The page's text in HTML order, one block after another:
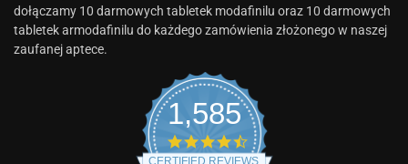
dołączamy 10 darmowych tabletek modafinilu oraz 10 darmowych
tabletek armodafinilu do każdego zamówienia złożonego w naszej
zaufanej aptece.
1,585
CERTIFIED REVIEWS